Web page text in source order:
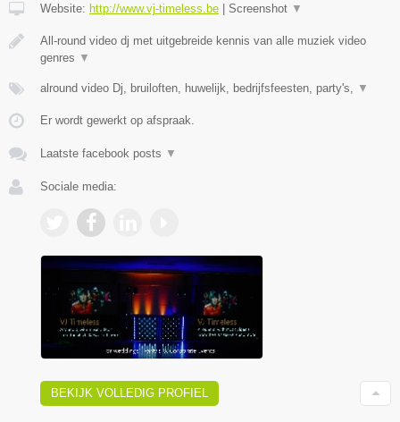
Website: http://www.vj-timeless.be | Screenshot ▼
All-round video dj met uitgebreide kennis van alle muziek video
genres ▼
alround video Dj, bruiloften, huwelijk, bedrijfsfeesten, party's, ▼
Er wordt gewerkt op afspraak.
Laatste facebook posts ▼
Sociale media:
BEKIJK VOLLEDIG PROFIEL